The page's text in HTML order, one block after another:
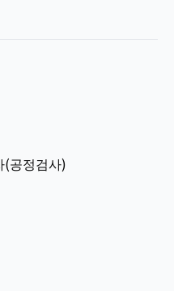
(공정검사)